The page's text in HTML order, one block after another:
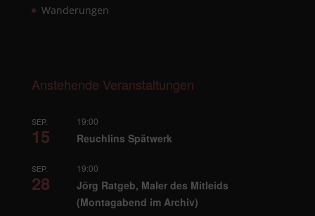
Wanderungen
Anstehende Veranstaltungen
SEP.
15
19:00
Reuchlins Spätwerk
SEP.
28
19:00
Jörg Ratgeb, Maler des Mitleids
(Montagabend im Archiv)